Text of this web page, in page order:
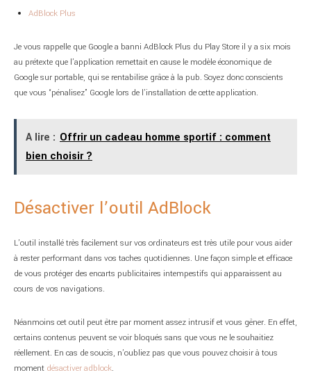
AdBlock Plus
Je vous rappelle que Google a banni AdBlock Plus du Play Store il y a six mois
au prétexte que l’application remettait en cause le modèle économique de
Google sur portable, qui se rentabilise grâce à la pub. Soyez donc conscients
que vous “pénalisez” Google lors de l’installation de cette application.
A lire : Offrir un cadeau homme sportif : comment
bien choisir ?
Désactiver l’outil AdBlock
L’outil installé très facilement sur vos ordinateurs est très utile pour vous aider
à rester performant dans vos taches quotidiennes. Une façon simple et efficace
de vous protéger des encarts publicitaires intempestifs qui apparaissent au
cours de vos navigations.
Néanmoins cet outil peut être par moment assez intrusif et vous gêner. En effet,
certains contenus peuvent se voir bloqués sans que vous ne le souhaitiez
réellement. En cas de soucis, n’oubliez pas que vous pouvez choisir à tous
moment désactiver adblock.